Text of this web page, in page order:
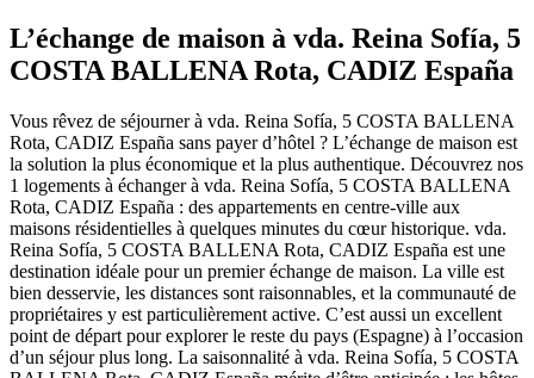
L’échange de maison à vda. Reina Sofía, 5
COSTA BALLENA Rota, CADIZ España
Vous rêvez de séjourner à vda. Reina Sofía, 5 COSTA BALLENA
Rota, CADIZ España sans payer d’hôtel ? L’échange de maison est
la solution la plus économique et la plus authentique. Découvrez nos
1 logements à échanger à vda. Reina Sofía, 5 COSTA BALLENA
Rota, CADIZ España : des appartements en centre-ville aux
maisons résidentielles à quelques minutes du cœur historique. vda.
Reina Sofía, 5 COSTA BALLENA Rota, CADIZ España est une
destination idéale pour un premier échange de maison. La ville est
bien desservie, les distances sont raisonnables, et la communauté de
propriétaires y est particulièrement active. C’est aussi un excellent
point de départ pour explorer le reste du pays (Espagne) à l’occasion
d’un séjour plus long. La saisonnalité à vda. Reina Sofía, 5 COSTA